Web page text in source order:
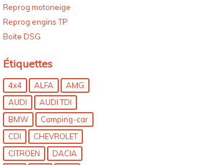
Reprog motoneige
Reprog engins TP
Boite DSG
Étiquettes
4x4 ALFA
AMG
AUDI
AUDI TDI
BMW
Camping-car
CDI
CHEVROLET
CITROEN
DACIA